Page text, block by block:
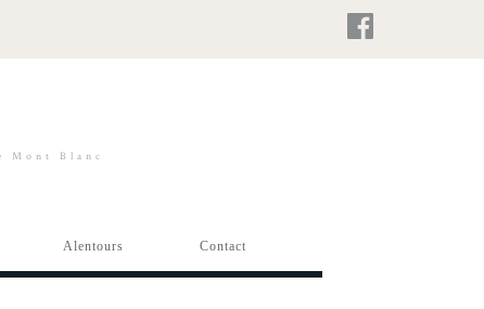
Mont Blanc
Alentours Contact